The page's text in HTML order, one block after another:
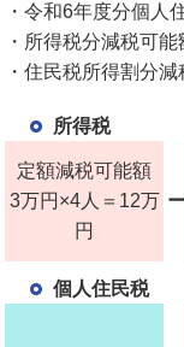
・令和6年度分個人
・所得税分減税可
・住民税所得割分
所得税
定額減税可能額
3万円×4人＝12万
円
個人住民税